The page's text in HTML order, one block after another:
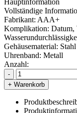
Vollständige
Fabrikant: AAA+
Komplikation: Datum,
Gehäusematerial:
Uhrenband: Metall
Anzahl:
-
+ Warenkorb